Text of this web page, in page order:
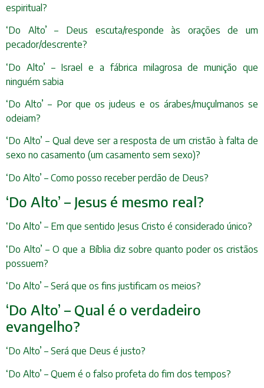
espiritual?
‘Do Alto’ – Deus escuta/responde às orações de um
pecador/descrente?
‘Do Alto’ – Israel e a fábrica milagrosa de munição que
ninguém sabia
‘Do Alto’ – Por que os judeus e os árabes/muçulmanos se
odeiam?
‘Do Alto’ – Qual deve ser a resposta de um cristão à falta de
sexo no casamento (um casamento sem sexo)?
‘Do Alto’ – Como posso receber perdão de Deus?
‘Do Alto’ – Jesus é mesmo real?
‘Do Alto’ – Em que sentido Jesus Cristo é considerado único?
‘Do Alto’ – O que a Bíblia diz sobre quanto poder os cristãos
possuem?
‘Do Alto’ – Será que os fins justificam os meios?
‘Do Alto’ – Qual é o verdadeiro
evangelho?
‘Do Alto’ – Será que Deus é justo?
‘Do Alto’ – Quem é o falso profeta do fim dos tempos?